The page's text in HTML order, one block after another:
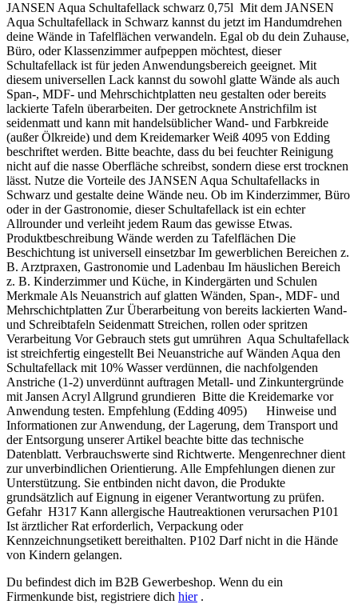
JANSEN Aqua Schultafellack schwarz 0,75l Mit dem JANSEN
Aqua Schultafellack in Schwarz kannst du jetzt im Handumdrehen
deine Wände in Tafelflächen verwandeln. Egal ob du dein Zuhause,
Büro, oder Klassenzimmer aufpeppen möchtest, dieser
Schultafellack ist für jeden Anwendungsbereich geeignet. Mit
diesem universellen Lack kannst du sowohl glatte Wände als auch
Span-, MDF- und Mehrschichtplatten neu gestalten oder bereits
lackierte Tafeln überarbeiten. Der getrocknete Anstrichfilm ist
seidenmatt und kann mit handelsüblicher Wand- und Farbkreide
(außer Ölkreide) und dem Kreidemarker Weiß 4095 von Edding
beschriftet werden. Bitte beachte, dass du bei feuchter Reinigung
nicht auf die nasse Oberfläche schreibst, sondern diese erst trocknen
lässt. Nutze die Vorteile des JANSEN Aqua Schultafellacks in
Schwarz und gestalte deine Wände neu. Ob im Kinderzimmer, Büro
oder in der Gastronomie, dieser Schultafellack ist ein echter
Allrounder und verleiht jedem Raum das gewisse Etwas.
Produktbeschreibung Wände werden zu Tafelflächen Die
Beschichtung ist universell einsetzbar Im gewerblichen Bereichen z.
B. Arztpraxen, Gastronomie und Ladenbau Im häuslichen Bereich
z. B. Kinderzimmer und Küche, in Kindergärten und Schulen
Merkmale Als Neuanstrich auf glatten Wänden, Span-, MDF- und
Mehrschichtplatten Zur Überarbeitung von bereits lackierten Wand-
und Schreibtafeln Seidenmatt Streichen, rollen oder spritzen
Verarbeitung Vor Gebrauch stets gut umrühren Aqua Schultafellack
ist streichfertig eingestellt Bei Neuanstriche auf Wänden Aqua den
Schultafellack mit 10% Wasser verdünnen, die nachfolgenden
Anstriche (1-2) unverdünnt auftragen Metall- und Zinkuntergründe
mit Jansen Acryl Allgrund grundieren Bitte die Kreidemarke vor
Anwendung testen. Empfehlung (Edding 4095) Hinweise und
Informationen zur Anwendung, der Lagerung, dem Transport und
der Entsorgung unserer Artikel beachte bitte das technische
Datenblatt. Verbrauchswerte sind Richtwerte. Mengenrechner dient
zur unverbindlichen Orientierung. Alle Empfehlungen dienen zur
Unterstützung. Sie entbinden nicht davon, die Produkte
grundsätzlich auf Eignung in eigener Verantwortung zu prüfen.
Gefahr H317 Kann allergische Hautreaktionen verursachen P101
Ist ärztlicher Rat erforderlich, Verpackung oder
Kennzeichnungsetikett bereithalten. P102 Darf nicht in die Hände
von Kindern gelangen.
Du befindest dich im B2B Gewerbeshop. Wenn du ein
Firmenkunde bist, registriere dich hier.